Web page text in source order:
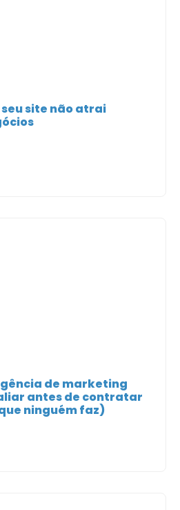
site não atrai
de marketing
antes de contratar
ninguém faz)